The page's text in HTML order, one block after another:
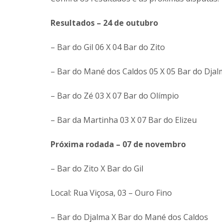
Resultados – 24 de outubro
– Bar do Gil 06 X 04 Bar do Zito
– Bar do Mané dos Caldos 05 X 05 Bar do
– Bar do Zé 03 X 07 Bar do Olímpio
– Bar da Martinha 03 X 07 Bar do Elizeu
Próxima rodada – 07 de novembro
– Bar do Zito X Bar do Gil
Local: Rua Viçosa, 03 – Ouro Fino
– Bar do Djalma X Bar do Mané dos Caldos